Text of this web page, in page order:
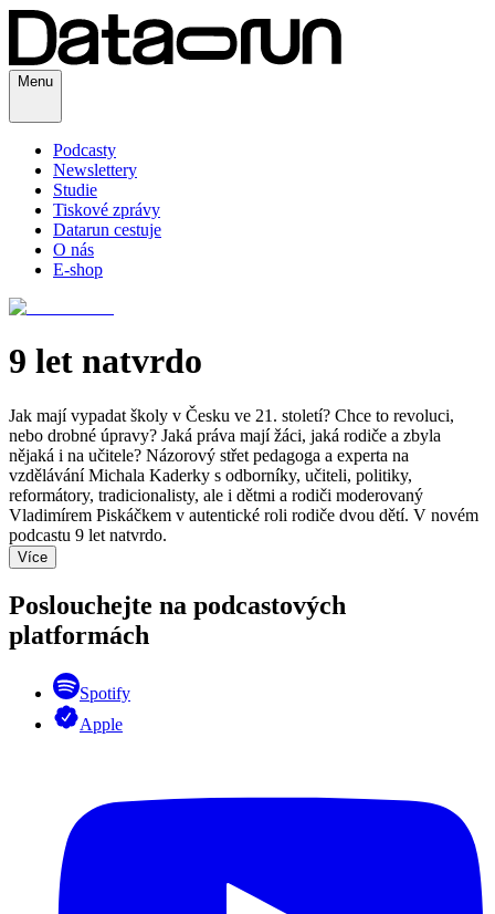
Menu
Podcasty
Newslettery
Studie
Tiskové zprávy
Datarun cestuje
O nás
E-shop
9 let natvrdo
Jak mají vypadat školy v Česku ve 21. století? Chce to revoluci,
nebo drobné úpravy? Jaká práva mají žáci, jaká rodiče a zbyla
nějaká i na učitele? Názorový střet pedagoga a experta na
vzdělávání Michala Kaderky s odborníky, učiteli, politiky,
reformátory, tradicionalisty, ale i dětmi a rodiči moderovaný
Vladimírem Piskáčkem v autentické roli rodiče dvou dětí. V novém
podcastu 9 let natvrdo.
Více
Poslouchejte na podcastových
platformách
Spotify
Apple